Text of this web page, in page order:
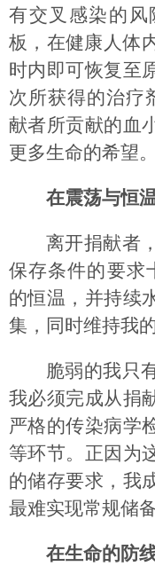
有交叉感染的
板，在健康人体
时内即可恢复至
次所获得的治疗
献者所贡献的血
更多生命的希望。
在震荡与恒
离开捐献者
保存条件的要
的恒温，并持续
集，同时维持我
脆弱的我只
我必须完成从捐
严格的传染病学
等环节。正因为
的储存要求，我
最难实现常规储
在生命的防